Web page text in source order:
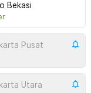
Bekasi
Pusat
Utara